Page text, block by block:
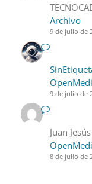
Archivo
9 de julio de
9 de julio de
Juan Jesús
8 de julio de